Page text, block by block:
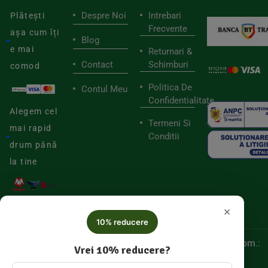
Plătești
așa cum îți
e mai
comod
Alegem cel
mai rapid
drum până
la tine
Despre Noi
Blog
Contact
Contul Meu
Intrebari
Frecvente
Returnari &
Schimburi
Politica De
Confidentialitate
Termeni Si
Conditii
Biorganica RETAIL SRL, 52060536, Reg. Com.:
J/2025/046877005
×
10% reducere
Vrei 10% reducere?